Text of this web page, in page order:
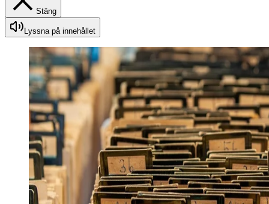
Stäng
Lyssna på innehållet